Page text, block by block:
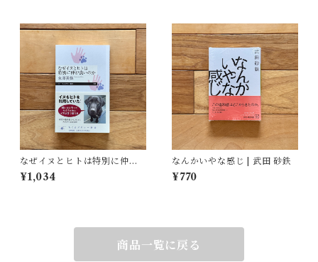
なぜイヌとヒトは特別に仲が
良いのか | 永澤 美保
¥1,034
なんかいやな感じ | 武田 砂鉄
¥770
商品一覧に戻る